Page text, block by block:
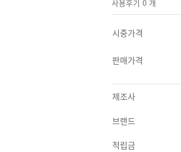
사용후기 0 개
시중가격
판매가격
제조사
브랜드
적립금